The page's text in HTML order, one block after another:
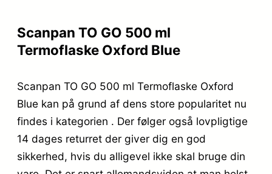
Scanpan TO GO 500 ml
Termoflaske Oxford Blue
Scanpan TO GO 500 ml Termoflaske Oxford
Blue kan på grund af dens store popularitet nu
findes i kategorien . Der følger også lovpligtige
14 dages returret der giver dig en god
sikkerhed, hvis du alligevel ikke skal bruge din